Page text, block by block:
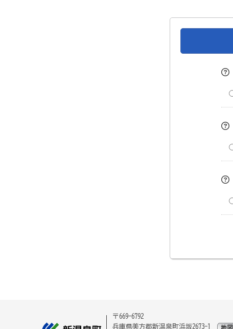
〒669-6792
兵庫県美方郡新温泉町浜坂2673-1